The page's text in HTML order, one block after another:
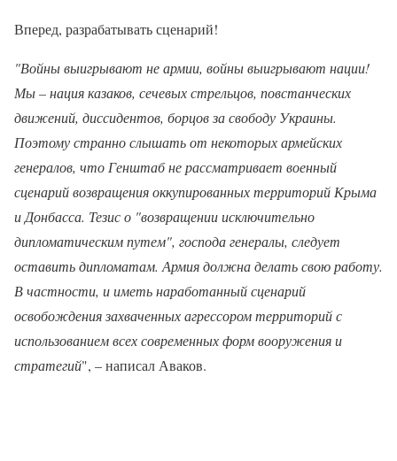
Вперед, разрабатывать сценарий!
"Войны выигрывают не армии, войны выигрывают нации!
Мы – нация казаков, сечевых стрельцов, повстанческих
движений, диссидентов, борцов за свободу Украины.
Поэтому странно слышать от некоторых армейских
генералов, что Генштаб не рассматривает военный
сценарий возвращения оккупированных территорий Крыма
и Донбасса. Тезис о "возвращении исключительно
дипломатическим путем", господа генералы, следует
оставить дипломатам. Армия должна делать свою работу.
В частности, и иметь наработанный сценарий
освобождения захваченных агрессором территорий с
использованием всех современных форм вооружения и
стратегий", – написал Аваков.